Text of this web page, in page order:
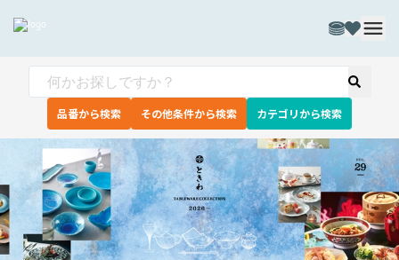
品番から検索 その他条件から検索 カテゴリから検索